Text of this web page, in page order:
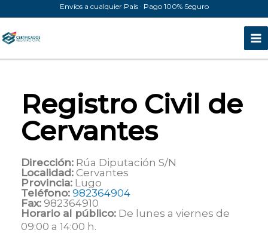
al
contenido
Envíos a cualquier País · Pago 100% Seguro
Registro Civil de
Cervantes
Dirección: Rúa Diputación S/N
Localidad: Cervantes
Provincia: Lugo
Teléfono: 982364904
Fax: 982364910
Horario al público: De lunes a viernes de
09:00 a 14:00 h.